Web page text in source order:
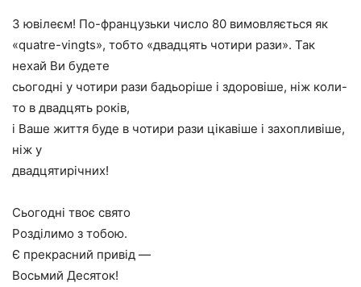
З ювілеєм! По-французьки число 80 вимовляється як
«quatre-vingts», тобто «двадцять чотири рази». Так
нехай Ви будете
сьогодні у чотири рази бадьоріше і здоровіше, ніж коли-
то в двадцять років,
і Ваше життя буде в чотири рази цікавіше і захопливіше,
ніж у
двадцятирічних!
Сьогодні твоє свято
Розділимо з тобою.
Є прекрасний привід —
Восьмий Десяток!